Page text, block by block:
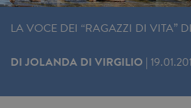
LA VOCE DEI “RAGAZZI DI VITA”
DI JOLANDA DI VIRGILIO |